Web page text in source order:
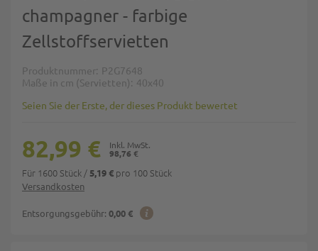
champagner - farbige
Zellstoffservietten
Produktnummer P2G7648
Maße in cm (Servietten)
40x40
Seien Sie der Erste, der dieses Produkt bewertet
Versandkosten
Entsorgungsgebühr: 0,00 €
98,76 €
82,99 €
Für 1600 Stück / 5,19 € pro 100 Stück